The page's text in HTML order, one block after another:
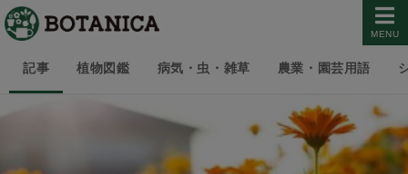
MENU
記事 植物図鑑 病気・虫・雑草 農業・園芸用語